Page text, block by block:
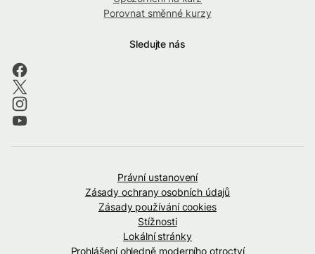
Porovnat směnné kurzy
Sledujte nás
Právní ustanovení
Zásady ochrany osobních údajů
Zásady používání cookies
Stížnosti
Lokální stránky
Prohlášení ohledně moderního otroctví